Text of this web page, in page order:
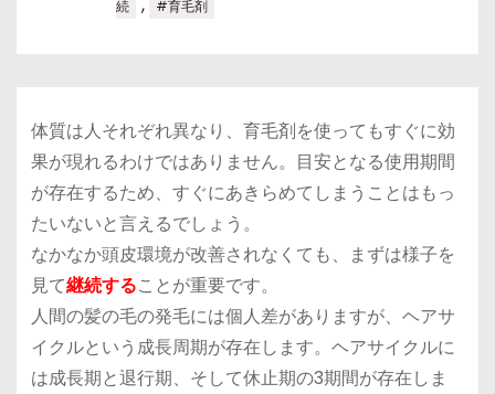
続
#育毛剤
体質は人それぞれ異なり、育毛剤を使ってもすぐに効
果が現れるわけではありません。 目安となる使用期間
が存在するため、すぐにあきらめてしまうことはもっ
たいないと言えるでしょう。
なかなか頭皮環境が改善されなくても、まずは様子を
見て継続することが重要です。
人間の髪の毛の発毛には個人差がありますが、 ヘアサ
イクルという成長周期が存在します。ヘアサイクルに
は成長期と退行期、そして休止期の3期間が存在しま